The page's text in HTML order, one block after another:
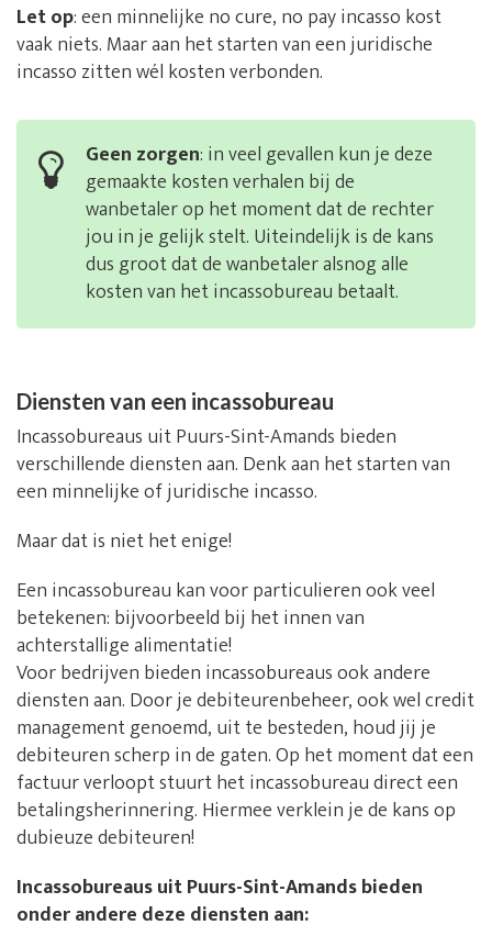
Let op: een minnelijke no cure, no pay incasso kost
vaak niets. Maar aan het starten van een juridische
incasso zitten wél kosten verbonden.
Geen zorgen: in veel gevallen kun je deze
gemaakte kosten verhalen bij de
wanbetaler op het moment dat de rechter
jou in je gelijk stelt. Uiteindelijk is de kans
dus groot dat de wanbetaler alsnog alle
kosten van het incassobureau betaalt.
Diensten van een incassobureau
Incassobureaus uit Puurs-Sint-Amands bieden
verschillende diensten aan. Denk aan het starten van
een minnelijke of juridische incasso.
Maar dat is niet het enige!
Een incassobureau kan voor particulieren ook veel
betekenen: bijvoorbeeld bij het innen van
achterstallige alimentatie!
Voor bedrijven bieden incassobureaus ook andere
diensten aan. Door je debiteurenbeheer, ook wel credit
management genoemd, uit te besteden, houd jij je
debiteuren scherp in de gaten. Op het moment dat een
factuur verloopt stuurt het incassobureau direct een
betalingsherinnering. Hiermee verklein je de kans op
dubieuze debiteuren!
Incassobureaus uit Puurs-Sint-Amands bieden
onder andere deze diensten aan: